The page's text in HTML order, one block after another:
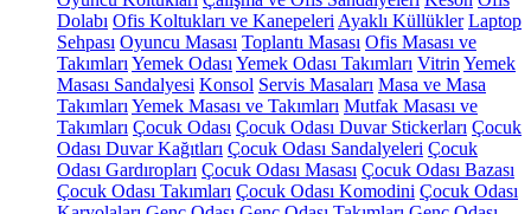
Dolabı Ofis Koltukları ve Kanepeleri Ayaklı Küllükler Laptop
Sehpası Oyuncu Masası Toplantı Masası Ofis Masası ve
Takımları Yemek Odası Yemek Odası Takımları Vitrin Yemek
Masası Sandalyesi Konsol Servis Masaları Masa ve Masa
Takımları Yemek Masası ve Takımları Mutfak Masası ve
Takımları Çocuk Odası Çocuk Odası Duvar Stickerları Çocuk
Odası Duvar Kağıtları Çocuk Odası Sandalyeleri Çocuk
Odası Gardıropları Çocuk Odası Masası Çocuk Odası Bazası
Çocuk Odası Takımları Çocuk Odası Komodini Çocuk Odası